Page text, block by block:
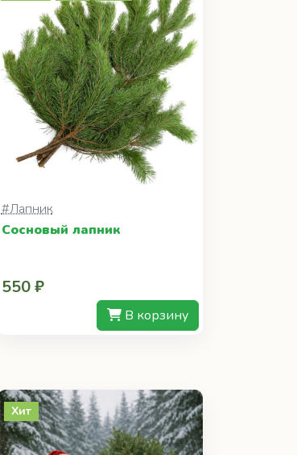
#Лапник
Сосновый лапник
550 ₽
В корзину
Хит